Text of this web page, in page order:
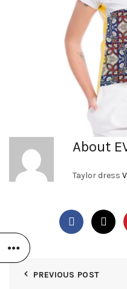
About
Taylor dress
PREVIOUS POST